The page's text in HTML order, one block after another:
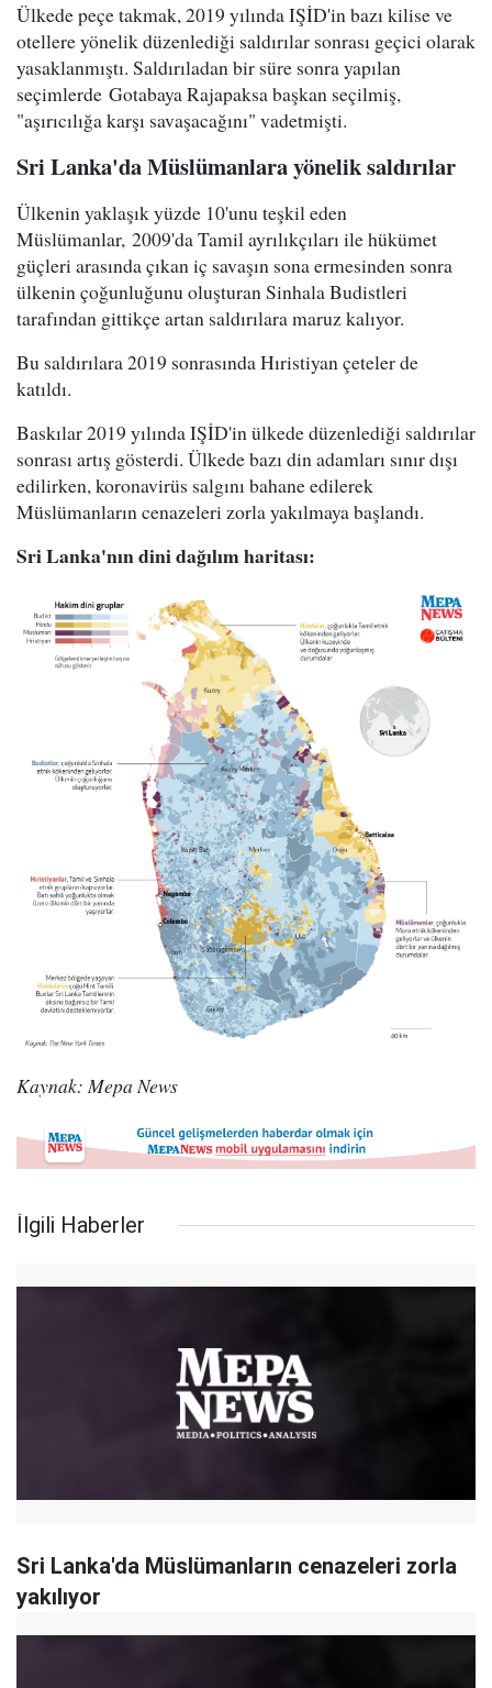
Ülkede peçe takmak, 2019 yılında IŞİD'in bazı kilise ve
otellere yönelik düzenlediği saldırılar sonrası geçici olarak
yasaklanmıştı. Saldırıladan bir süre sonra yapılan
seçimlerde Gotabaya Rajapaksa başkan seçilmiş,
"aşırıcılığa karşı savaşacağını" vadetmişti.
Sri Lanka'da Müslümanlara yönelik saldırılar
Ülkenin yaklaşık yüzde 10'unu teşkil eden
Müslümanlar, 2009'da Tamil ayrılıkçıları ile hükümet
güçleri arasında çıkan iç savaşın sona ermesinden sonra
ülkenin çoğunluğunu oluşturan Sinhala Budistleri
tarafından gittikçe artan saldırılara maruz kalıyor.
Bu saldırılara 2019 sonrasında Hıristiyan çeteler de
katıldı.
Baskılar 2019 yılında IŞİD'in ülkede düzenlediği saldırılar
sonrası artış gösterdi. Ülkede bazı din adamları sınır dışı
edilirken, koronavirüs salgını bahane edilerek
Müslümanların cenazeleri zorla yakılmaya başlandı.
Sri Lanka'nın dini dağılım haritası:
Kaynak: Mepa News
İlgili Haberler
Sri Lanka'da Müslümanların cenazeleri zorla
yakılıyor